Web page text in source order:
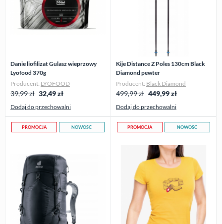
Danie liofilizat Gulasz wieprzowy
Lyofood 370g
Producent: LYOFOOD
39,99 zł 32,49zł
Dodaj do przechowalni
Kije Distance Z Poles 130cm Black
Diamond pewter
Producent: Black Diamond
499,99 zł 449,99zł
Dodaj do przechowalni
PROMOCJA NOWOŚĆ PROMOCJA NOWOŚĆ